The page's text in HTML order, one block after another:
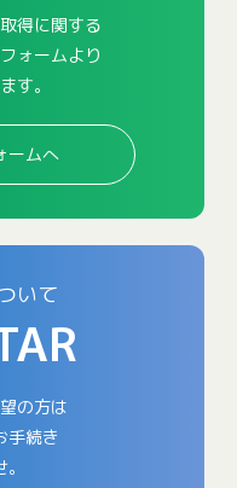
得に関する
ォームより
す。
ームへ
いて
の方は
手続き